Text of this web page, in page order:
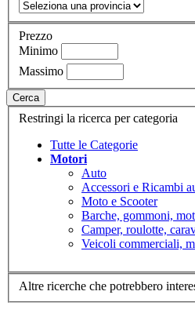
Prezzo
Minimo
Massimo
Cerca
Restringi la ricerca per categoria
Tutte le Categorie
Motori
Auto
Accessori e Ricambi
Moto e Scooter
Barche, gommoni,
Camper, roulotte,
Veicoli commerciali,
Altre ricerche che potrebbero